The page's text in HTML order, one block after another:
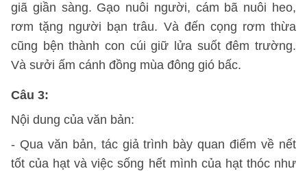
giã giần sàng. Gạo nuôi người, cám bã nuôi heo,
rơm tặng người bạn trâu. Và đến cọng rơm thừa
cũng bện thành con cúi giữ lửa suốt đêm trường.
Và sưởi ấm cánh đồng mùa đông gió bấc.
Câu 3:
Nội dung của văn bản:
- Qua văn bản, tác giả trình bày quan điểm về nết
tốt của hạt và việc sống hết mình của hạt thóc như